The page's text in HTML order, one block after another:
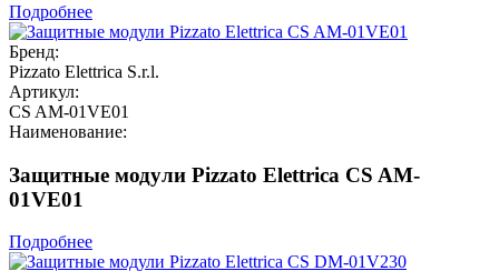
Подробнее
Бренд:
Pizzato Elettrica S.r.l.
Артикул:
CS AM-01VE01
Наименование:
Защитные модули Pizzato Elettrica CS AM-
01VE01
Подробнее